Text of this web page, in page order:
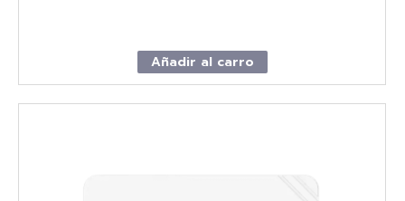
Añadir al carro